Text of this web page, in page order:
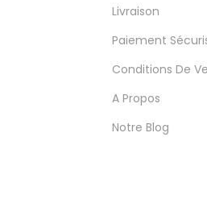
Livraison
Paiement
Conditions De
A Propos
Notre Blog